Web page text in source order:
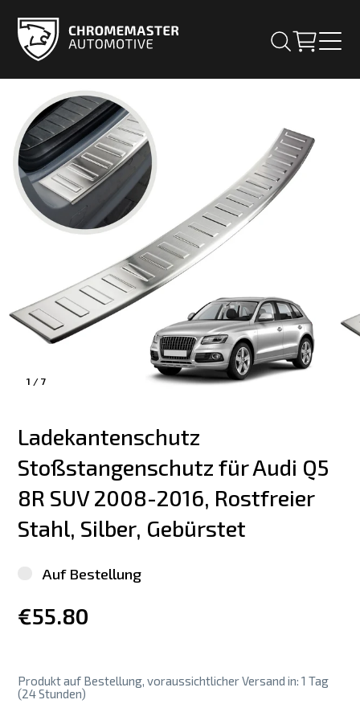
1 / 7
Ladekantenschutz
Stoßstangenschutz für Audi Q5
8R SUV 2008-2016, Rostfreier
Stahl, Silber, Gebürstet
Auf Bestellung
€55.80
Produkt auf Bestellung, voraussichtlicher Versand in: 1 Tag
(24 Stunden)